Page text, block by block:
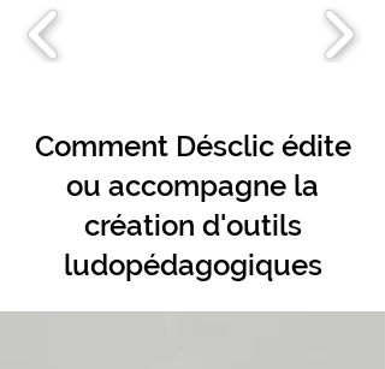
Comment Désclic édite
ou accompagne la
création d'outils
ludopédagogiques